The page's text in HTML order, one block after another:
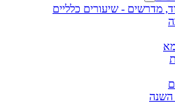
מדרשים - שיעורים כלליים